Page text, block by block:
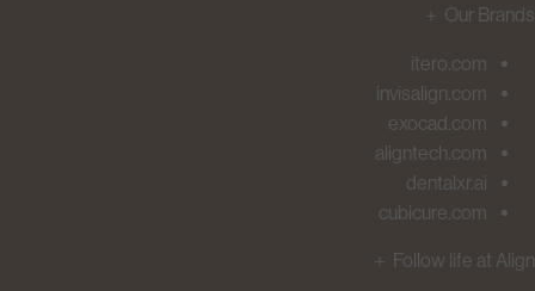
Our
＋
itero.com
invisalign.com
exocad.com
aligntech.com
dentalxr.ai
cubicure.com
Follow life at
＋